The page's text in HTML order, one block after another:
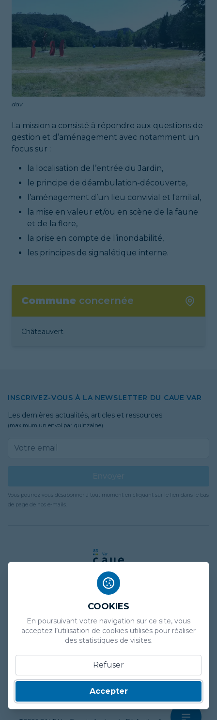
dav
La mission a consisté à répondre aux questions de
gestion et d’aménagement avec notamment un
focus sur :
la localisation de l’entrée du Jardin,
le principe de déambulation-découverte,
l’aménagement d’un lieu convivial et familial,
la mise en valeur et/ou en scène de la faune
et de la flore,
la prise en compte de l’inondabilité,
les principes de signalétique interne.
Commune concernée
Châteauvert
INSCRIVEZ-VOUS À LA NEWSLETTER DU CAUE VAR
Les dernières actualités, articles et ressources
(maximum un envoi par quinzaine)
Vous pourrez vous désabonner à tout moment en cliquant sur le lien dans le bas
de page de nos e-mails.
Politique de confidentialité
Marchés publics
Presse
Contact
COOKIES
En poursuivant votre navigation sur ce site, vous
acceptez l’utilisation de cookies utilisés pour réaliser
des statistiques de visites.
Refuser
Accepter